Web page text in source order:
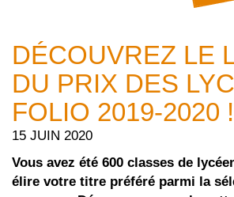
DÉCOUVREZ LE
DU PRIX DES
FOLIO 2019-2020 !
15 JUIN 2020
Vous avez été 600 classes de
élire votre titre préféré parmi la